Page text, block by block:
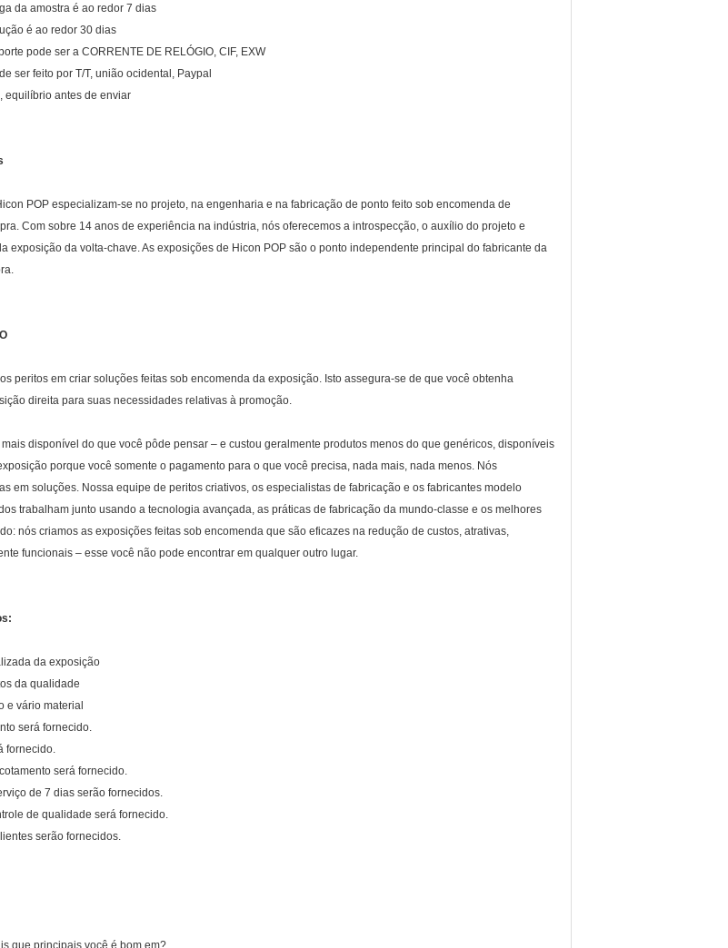
da amostra é ao redor 7 dias
é ao redor 30 dias
pode ser a CORRENTE DE RELÓGIO, CIF, EXW
ser feito por T/T, união ocidental, Paypal
equilíbrio antes de enviar
POP especializam-se no projeto, na engenharia e na fabricação de ponto feito sob encomenda de
Com sobre 14 anos de experiência na indústria, nós oferecemos a introspecção, o auxílio do projeto e
exposição da volta-chave. As exposições de Hicon POP são o ponto independente principal do fabricante da
peritos em criar soluções feitas sob encomenda da exposição. Isto assegura-se de que você obtenha
direita para suas necessidades relativas à promoção.
disponível do que você pôde pensar – e custou geralmente produtos menos do que genéricos, disponíveis
porque você somente o pagamento para o que você precisa, nada mais, nada menos. Nós
em soluções. Nossa equipe de peritos criativos, os especialistas de fabricação e os fabricantes modelo
trabalham junto usando a tecnologia avançada, as práticas de fabricação da mundo-classe e os melhores
nós criamos as exposições feitas sob encomenda que são eficazes na redução de custos, atrativas,
funcionais – esse você não pode encontrar em qualquer outro lugar.
da exposição
da qualidade
e vário material
será fornecido.
fornecido.
será fornecido.
de 7 dias serão fornecidos.
de qualidade será fornecido.
serão fornecidos.
que principais você é bom em?